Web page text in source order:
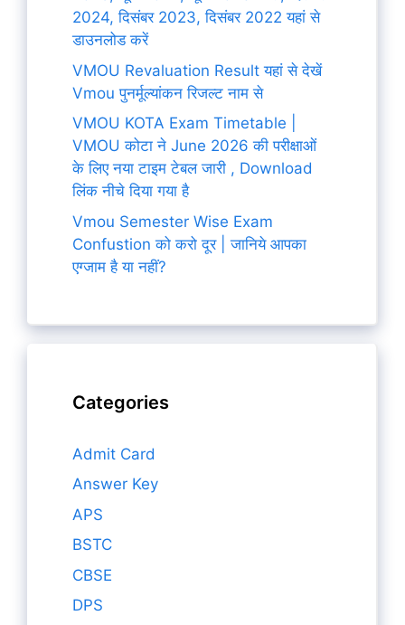
2024, दिसंबर 2023, दिसंबर 2022 यहां से
डाउनलोड करें
VMOU Revaluation Result यहां से देखें
Vmou पुनर्मूल्यांकन रिजल्ट नाम से
VMOU KOTA Exam Timetable |
VMOU कोटा ने June 2026 की परीक्षाओं
के लिए नया टाइम टेबल जारी , Download
लिंक नीचे दिया गया है
Vmou Semester Wise Exam
Confustion को करो दूर | जानिये आपका
एग्जाम है या नहीं?
Categories
Admit Card
Answer Key
APS
BSTC
CBSE
DPS